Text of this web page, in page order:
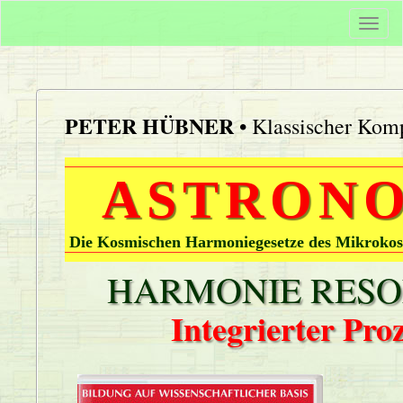
PETER HÜBNER• Klassischer
Die Kosmischen Harmoniegesetze des
HARMONIE
Integrierter